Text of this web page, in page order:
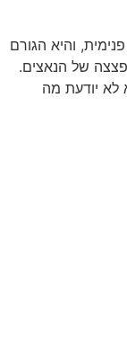
והיא הגורם
של הנאצים.
יודעת מה